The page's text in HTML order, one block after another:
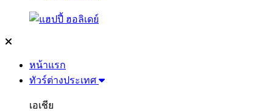
หน้าแรก
ทัวร์ต่างประเทศ
เอเชีย